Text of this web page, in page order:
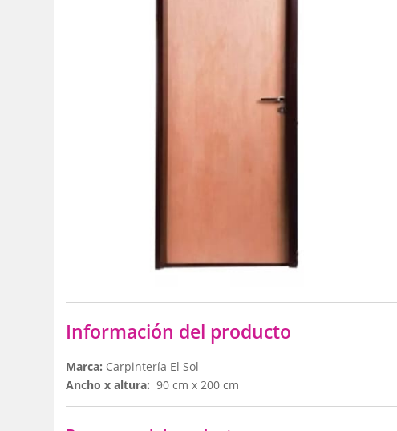
Información del producto
Marca: Carpintería El Sol
Ancho x altura: 90 cm x 200 cm